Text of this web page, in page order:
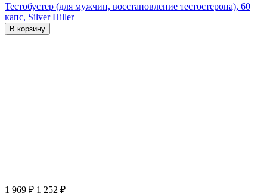
Тестобустер (для мужчин, восстановление тестостерона), 60
капс, Silver Hiller
В корзину
1 969 ₽ 1 252 ₽